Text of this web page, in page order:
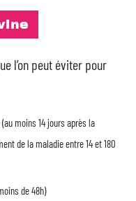
l’on peut éviter pour
moins 14 jours après la
de la maladie entre 14 et 180
de 48h)